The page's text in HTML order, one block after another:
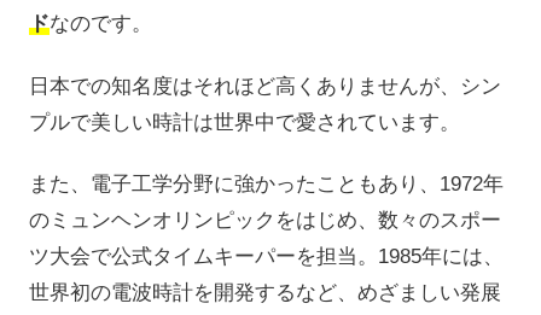
ドなのです。
日本での知名度はそれほど高くありませんが、シン
プルで美しい時計は世界中で愛されています。
また、電子工学分野に強かったこともあり、1972年
のミュンヘンオリンピックをはじめ、数々のスポー
ツ大会で公式タイムキーパーを担当。1985年には、
世界初の電波時計を開発するなど、めざましい発展